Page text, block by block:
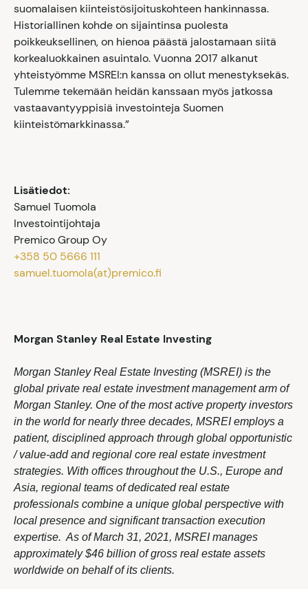
suomalaisen kiinteistösijoituskohteen hankinnassa.
Historiallinen kohde on sijaintinsa puolesta
poikkeuksellinen, on hienoa päästä jalostamaan siitä
korkealuokkainen asuintalo. Vuonna 2017 alkanut
yhteistyömme MSREI:n kanssa on ollut menestyksekäs.
Tulemme tekemään heidän kanssaan myös jatkossa
vastaavantyyppisiä investointeja Suomen
kiinteistömarkkinassa.”
Lisätiedot:
Samuel Tuomola
Investointijohtaja
Premico Group Oy
+358 50 5666 111
samuel.tuomola(at)premico.fi
Morgan Stanley Real Estate Investing
Morgan Stanley Real Estate Investing (MSREI) is the
global private real estate investment management arm of
Morgan Stanley. One of the most active property investors
in the world for nearly three decades, MSREI employs a
patient, disciplined approach through global opportunistic
/ value-add and regional core real estate investment
strategies. With offices throughout the U.S., Europe and
Asia, regional teams of dedicated real estate
professionals combine a unique global perspective with
local presence and significant transaction execution
expertise. As of March 31, 2021, MSREI manages
approximately $46 billion of gross real estate assets
worldwide on behalf of its clients.